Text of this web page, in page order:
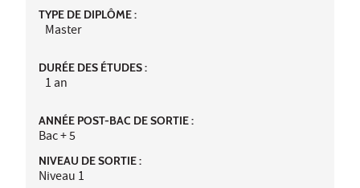
TYPE DE DIPLÔME :
Master
DURÉE DES ÉTUDES :
1 an
ANNÉE POST-BAC DE SORTIE :
Bac + 5
NIVEAU DE SORTIE :
Niveau 1